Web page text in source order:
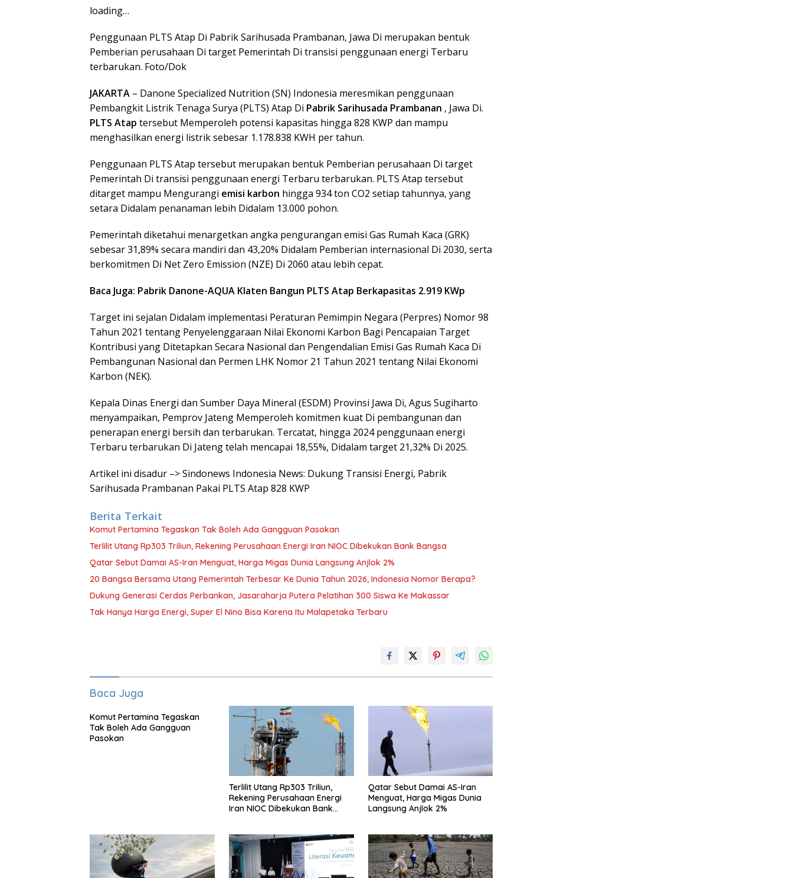
loading…
Penggunaan PLTS Atap Di Pabrik Sarihusada Prambanan, Jawa Di merupakan bentuk
Pemberian perusahaan Di target Pemerintah Di transisi penggunaan energi Terbaru
terbarukan. Foto/Dok
JAKARTA – Danone Specialized Nutrition (SN) Indonesia meresmikan penggunaan
Pembangkit Listrik Tenaga Surya (PLTS) Atap Di Pabrik Sarihusada Prambanan , Jawa Di.
PLTS Atap tersebut Memperoleh potensi kapasitas hingga 828 KWP dan mampu
menghasilkan energi listrik sebesar 1.178.838 KWH per tahun.
Penggunaan PLTS Atap tersebut merupakan bentuk Pemberian perusahaan Di target
Pemerintah Di transisi penggunaan energi Terbaru terbarukan. PLTS Atap tersebut
ditarget mampu Mengurangi emisi karbon hingga 934 ton CO2 setiap tahunnya, yang
setara Didalam penanaman lebih Didalam 13.000 pohon.
Pemerintah diketahui menargetkan angka pengurangan emisi Gas Rumah Kaca (GRK)
sebesar 31,89% secara mandiri dan 43,20% Didalam Pemberian internasional Di 2030, serta
berkomitmen Di Net Zero Emission (NZE) Di 2060 atau lebih cepat.
Baca Juga: Pabrik Danone-AQUA Klaten Bangun PLTS Atap Berkapasitas 2.919 KWp
Target ini sejalan Didalam implementasi Peraturan Pemimpin Negara (Perpres) Nomor 98
Tahun 2021 tentang Penyelenggaraan Nilai Ekonomi Karbon Bagi Pencapaian Target
Kontribusi yang Ditetapkan Secara Nasional dan Pengendalian Emisi Gas Rumah Kaca Di
Pembangunan Nasional dan Permen LHK Nomor 21 Tahun 2021 tentang Nilai Ekonomi
Karbon (NEK).
Kepala Dinas Energi dan Sumber Daya Mineral (ESDM) Provinsi Jawa Di, Agus Sugiharto
menyampaikan, Pemprov Jateng Memperoleh komitmen kuat Di pembangunan dan
penerapan energi bersih dan terbarukan. Tercatat, hingga 2024 penggunaan energi
Terbaru terbarukan Di Jateng telah mencapai 18,55%, Didalam target 21,32% Di 2025.
Artikel ini disadur –> Sindonews Indonesia News: Dukung Transisi Energi, Pabrik
Sarihusada Prambanan Pakai PLTS Atap 828 KWP
Berita Terkait
Komut Pertamina Tegaskan Tak Boleh Ada Gangguan Pasokan
Terlilit Utang Rp303 Triliun, Rekening Perusahaan Energi Iran NIOC Dibekukan Bank Bangsa
Qatar Sebut Damai AS-Iran Menguat, Harga Migas Dunia Langsung Anjlok 2%
20 Bangsa Bersama Utang Pemerintah Terbesar Ke Dunia Tahun 2026, Indonesia Nomor Berapa?
Dukung Generasi Cerdas Perbankan, Jasaraharja Putera Pelatihan 300 Siswa Ke Makassar
Tak Hanya Harga Energi, Super El Nino Bisa Karena Itu Malapetaka Terbaru
Baca Juga
Komut Pertamina Tegaskan
Tak Boleh Ada Gangguan
Pasokan
Terlilit Utang Rp303 Triliun,
Rekening Perusahaan Energi
Iran NIOC Dibekukan Bank
Qatar Sebut Damai AS-Iran
Menguat, Harga Migas Dunia
Langsung Anjlok 2%